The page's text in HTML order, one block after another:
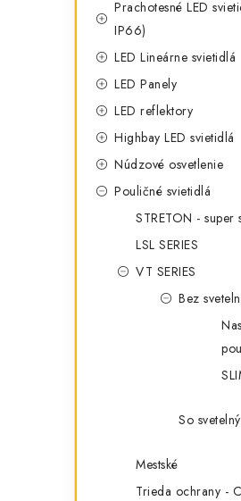
Prachotesné LED
IP66)
LED Lineárne svietidlá
LED Panely
LED reflektory
Highbay LED svietidlá
Núdzové osvetlenie
Pouličné svietidlá
STRETON - super
LSL SERIES
VT SERIES
Bez
So
Mestské
Trieda ochrany -